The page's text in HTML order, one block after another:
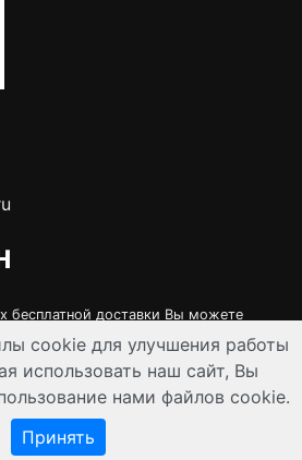
бесплатной доставки Вы можете
карте
Контент на сайте предназначен для
представленные на сайте
офертой.
2026 г.
Ангелы-АйТи
cookie для улучшения работы
использовать наш сайт, Вы
нами файлов cookie.
Принять